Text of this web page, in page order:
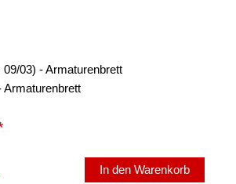
09/03) - Armaturenbrett
Armaturenbrett
In den Warenkorb